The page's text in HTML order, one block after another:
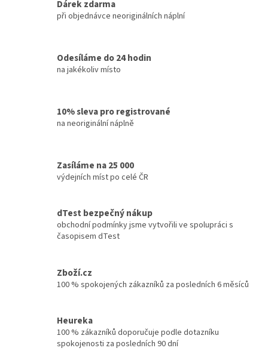
Dárek zdarma
při objednávce neoriginálních náplní
Odesíláme do 24 hodin
na jakékoliv místo
10% sleva pro registrované
na neoriginální náplně
Zasíláme na 25 000
výdejních míst po celé ČR
dTest bezpečný nákup
obchodní podmínky jsme vytvořili ve spolupráci s
časopisem dTest
Zboží.cz
100 % spokojených zákazníků za posledních 6 měsíců
Heureka
100 % zákazníků doporučuje podle dotazníku
spokojenosti za posledních 90 dní